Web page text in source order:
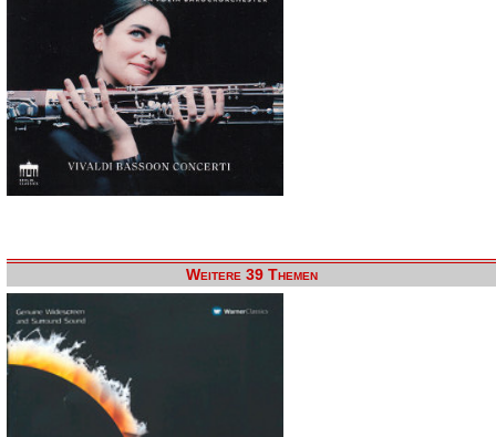
Weitere 39 Themen